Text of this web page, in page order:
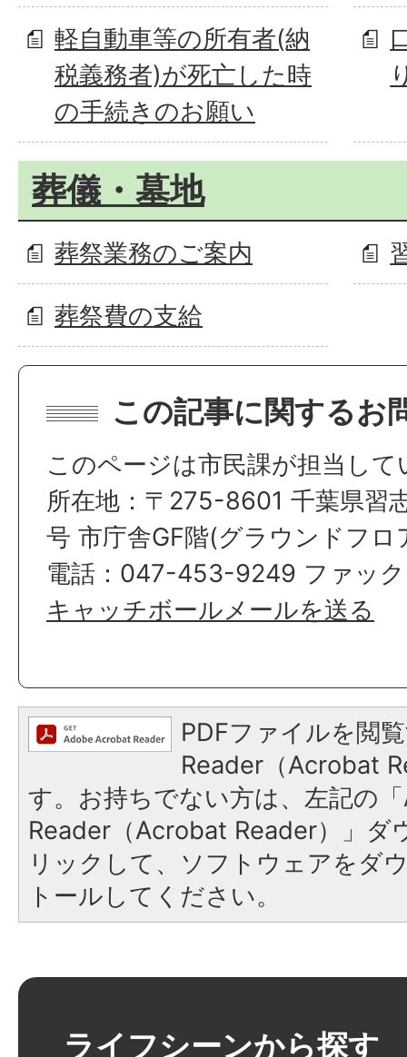
軽自動車等の所有者(納
税義務者)が死亡した時
の手続きのお願い
葬儀・墓地
葬祭業務のご案内
葬祭費の支給
この記事に関するお
このページは市民課が担当して
所在地：〒275-8601 千葉県習
号 市庁舎GF階(グラウンドフロ
電話：047-453-9249 ファッ
キャッチボールメールを送る
PDFファイルを閲
Reader（Acrobat
す。お持ちでない方は、左記の
Reader（Acrobat Reader）」ダ
リックして、ソフトウェアをダ
トールしてください。
ライフシーンから探す